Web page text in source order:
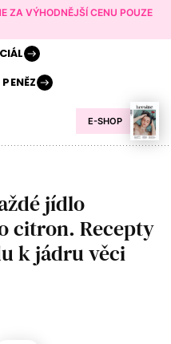
ZA VÝHODNĚJŠÍ CENU POUZE
E-SHOP
jídlo
citron. Recepty
k jádru věci